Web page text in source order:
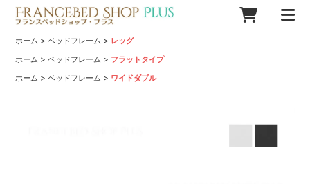
ホーム >ベッドフレーム > レッグ
ホーム >ベッドフレーム > フラットタイプ
ホーム >ベッドフレーム > ワイドダブル